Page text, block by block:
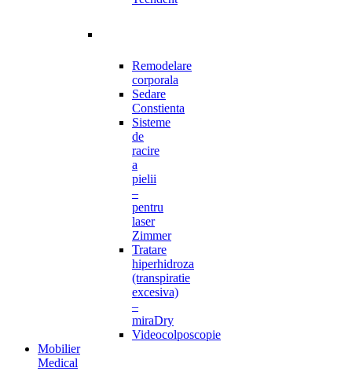
Remodelare
corporala
Sedare
Constienta
Sisteme
de
racire
a
pielii
–
pentru
laser
Zimmer
Tratare
hiperhidroza
(transpiratie
excesiva)
–
miraDry
Videocolposcopie
Mobilier
Medical